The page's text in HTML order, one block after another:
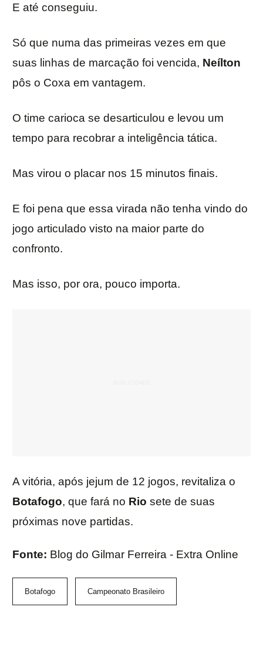
E até conseguiu.
Só que numa das primeiras vezes em que
suas linhas de marcação foi vencida, Neílton
pôs o Coxa em vantagem.
O time carioca se desarticulou e levou um
tempo para recobrar a inteligência tática.
Mas virou o placar nos 15 minutos finais.
E foi pena que essa virada não tenha vindo do
jogo articulado visto na maior parte do
confronto.
Mas isso, por ora, pouco importa.
A vitória, após jejum de 12 jogos, revitaliza o
Botafogo, que fará no Rio sete de suas
próximas nove partidas.
Fonte: Blog do Gilmar Ferreira - Extra Online
Botafogo Campeonato Brasileiro